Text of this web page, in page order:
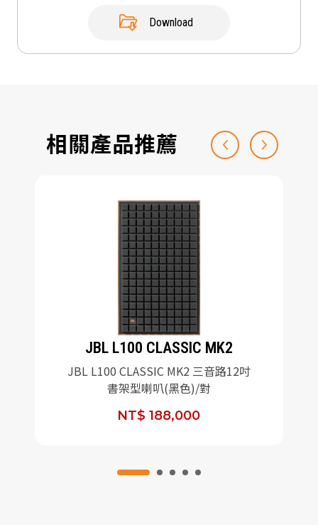
Download
相關產品推薦
JBL L100 CLASSIC MK2
JBL L100 CLASSIC MK2 三音路12吋
書架型喇叭(黑色)/對
NT$ 188,000